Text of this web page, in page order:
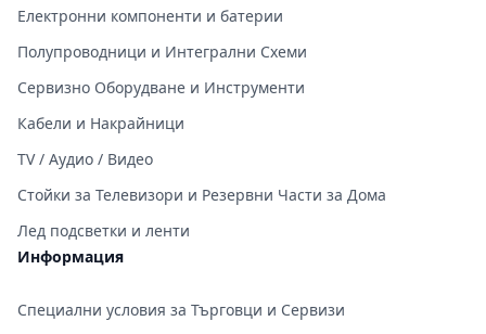
Електронни компоненти и батерии
Полупроводници и Интегрални Схеми
Сервизно Оборудване и Инструменти
Кабели и Накрайници
TV / Аудио / Видео
Стойки за Телевизори и Резервни Части за Дома
Лед подсветки и ленти
Информация
Специални условия за Търговци и Сервизи